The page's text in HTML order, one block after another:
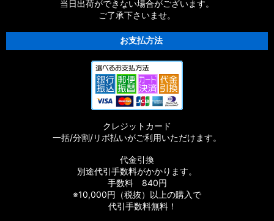
当日出荷ができない場合がございます。
ご了承下さいませ。
お支払方法
クレジットカード
一括/分割/リボ払いがご利用いただけます。
代金引換
別途代引手数料がかかります。
手数料 840円
※10,000円（税抜）以上の購入で
代引手数料無料！